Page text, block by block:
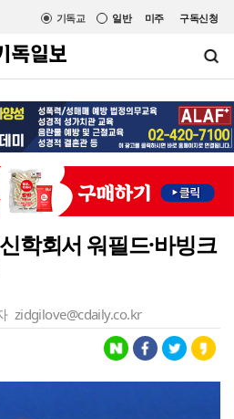
미주 구독신청
일반
기독교
학회서 워필드·바빙크
zidgilove@cdaily.co.kr